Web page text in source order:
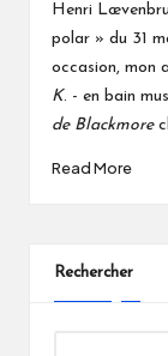
Henri
polar » du 31
occasion, mon
K. - en bain
de Blackmore
Read More
Rechercher